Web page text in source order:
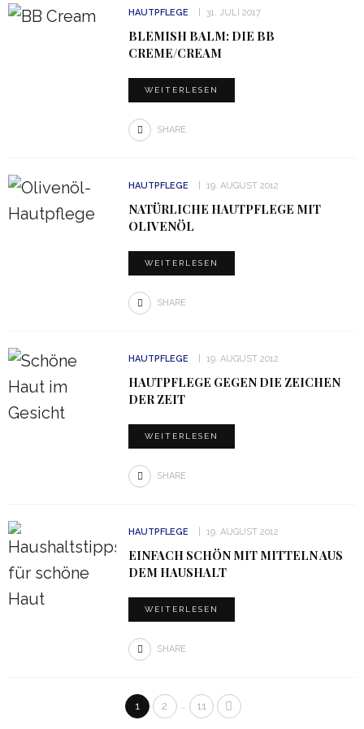
HAUTPFLEGE 31. JULI 2017
BLEMISH BALM: DIE BB
CREME/CREAM
WEITERLESEN
SHARE
HAUTPFLEGE 19. AUGUST 2012
NATÜRLICHE HAUTPFLEGE MIT
OLIVENÖL
WEITERLESEN
SHARE
HAUTPFLEGE 19. AUGUST 2012
HAUTPFLEGE GEGEN DIE ZEICHEN
DER ZEIT
WEITERLESEN
SHARE
HAUTPFLEGE 19. AUGUST 2012
EINFACH SCHÖN MIT MITTELN AUS
DEM HAUSHALT
WEITERLESEN
SHARE
1 2 … 11